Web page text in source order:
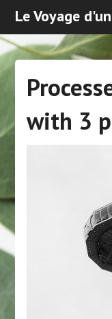
Le Voyage
with 3